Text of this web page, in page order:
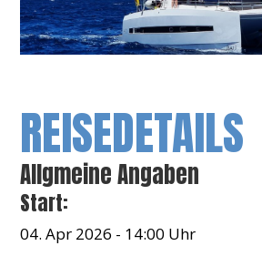
REISEDETAILS
Allgmeine Angaben
Start:
04. Apr 2026 - 14:00 Uhr